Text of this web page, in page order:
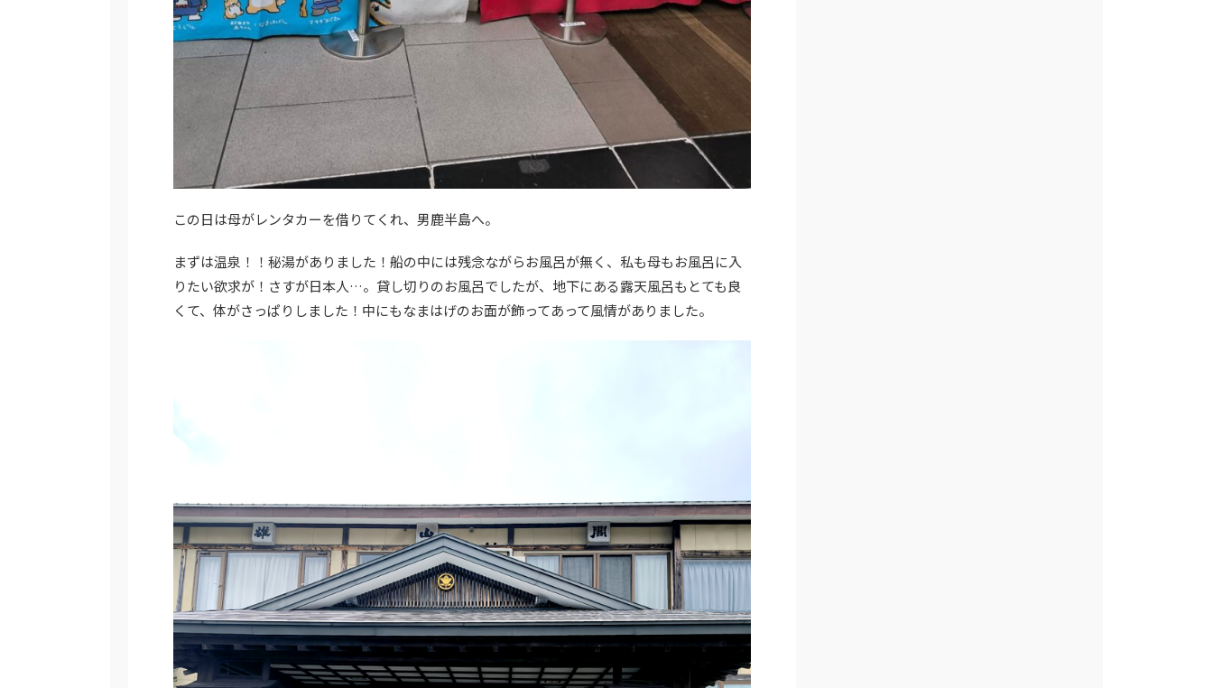
この日は母がレンタカーを借りてくれ、男鹿半島へ。
まずは温泉！！秘湯がありました！船の中には残念ながらお風呂が無く、私も母もお風呂に入
りたい欲求が！さすが日本人…。貸し切りのお風呂でしたが、地下にある露天風呂もとても良
くて、体がさっぱりしました！中にもなまはげのお面が飾ってあって風情がありました。